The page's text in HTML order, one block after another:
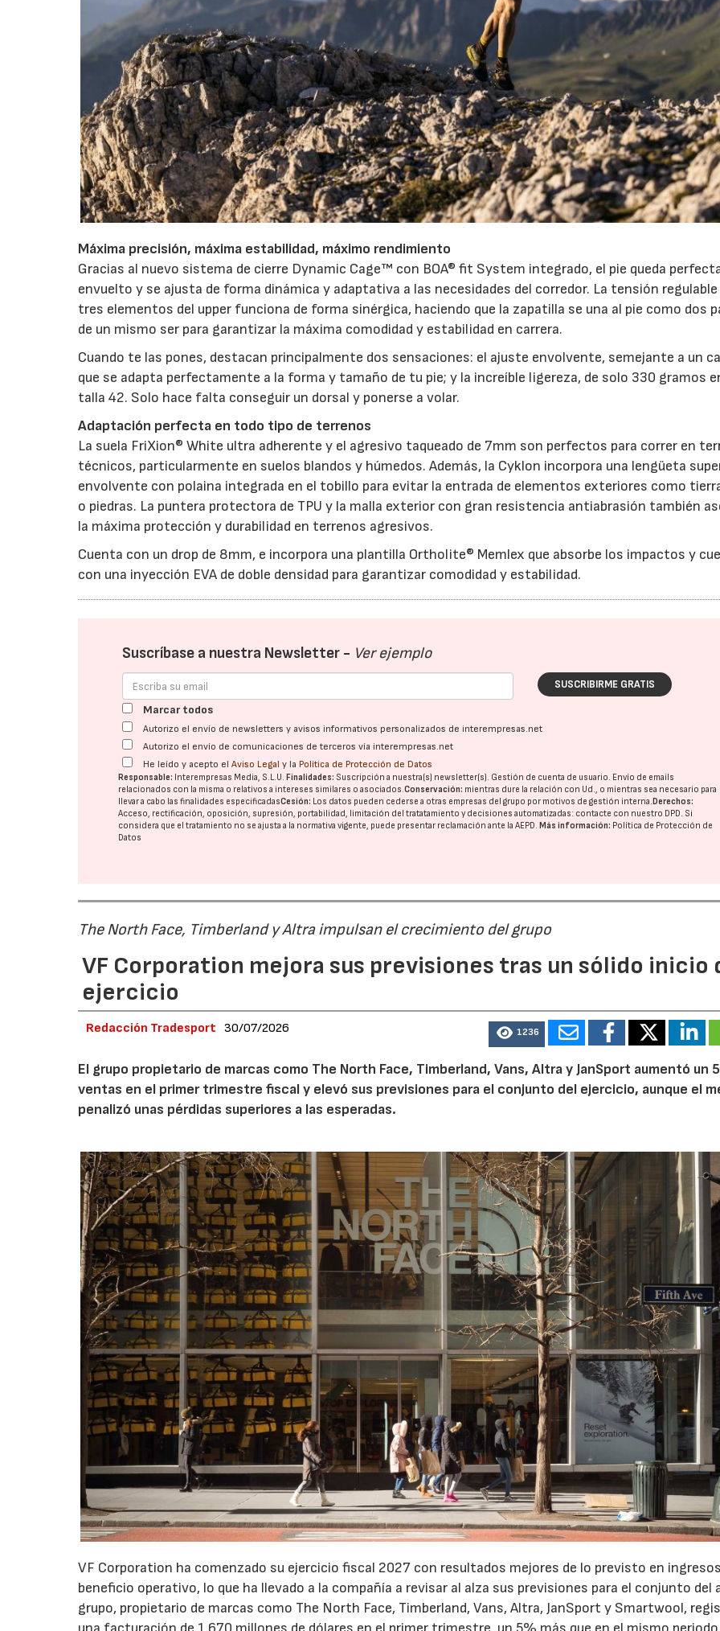
Máxima precisión, máxima estabilidad, máximo rendimiento
Gracias al nuevo sistema de cierre Dynamic Cage™ con BOA® fit System integrado, el pie queda
envuelto y se ajusta de forma dinámica y adaptativa a las necesidades del corredor. La tensión
tres elementos del upper funciona de forma sinérgica, haciendo que la zapatilla se una al pie como dos
de un mismo ser para garantizar la máxima comodidad y estabilidad en carrera.
Cuando te las pones, destacan principalmente dos sensaciones: el ajuste envolvente, semejante a un
que se adapta perfectamente a la forma y tamaño de tu pie; y la increíble ligereza, de solo 330 gramos
talla 42. Solo hace falta conseguir un dorsal y ponerse a volar.
Adaptación perfecta en todo tipo de terrenos
La suela FriXion® White ultra adherente y el agresivo taqueado de 7mm son perfectos para correr en
técnicos, particularmente en suelos blandos y húmedos. Además, la Cyklon incorpora una lengüeta
envolvente con polaina integrada en el tobillo para evitar la entrada de elementos exteriores como
o piedras. La puntera protectora de TPU y la malla exterior con gran resistencia antiabrasión también
la máxima protección y durabilidad en terrenos agresivos.
Cuenta con un drop de 8mm, e incorpora una plantilla Ortholite® Memlex que absorbe los impactos y
con una inyección EVA de doble densidad para garantizar comodidad y estabilidad.
Suscríbase a nuestra Newsletter - Ver ejemplo
SUSCRIBIRME GRATIS
Marcar todos
Autorizo el envío de newsletters y avisos informativos personalizados de interempresas.net
Autorizo el envío de comunicaciones de terceros vía interempresas.net
He leído y acepto elAviso Legal y la Política de Protección de Datos
Responsable: Interempresas Media, S.L.U. Finalidades: Suscripción a nuestra(s) newsletter(s). Gestión de cuenta de usuario. Envío de emails
relacionados con la misma o relativos a intereses similares o asociados.Conservación: mientras dure la relación con Ud., o mientras sea necesario para
llevar a cabo las finalidades especificadasCesión: Los datos pueden cederse a otras empresas del grupo por motivos de gestión interna. Derechos:
Acceso, rectificación, oposición, supresión, portabilidad, limitación del tratatamiento y decisiones automatizadas: contacte con nuestro DPD. Si
considera que el tratamiento no se ajusta a la normativa vigente, puede presentar reclamación ante laAEPD. Más información: Política de Protección de
Datos
The North Face, Timberland y Altra impulsan el crecimiento del grupo
VF Corporation mejora sus previsiones tras un sólido inicio
ejercicio
Redacción Tradesport 30/07/2026 1236
El grupo propietario de marcas como The North Face, Timberland, Vans, Altra y JanSport aumentó un
ventas en el primer trimestre fiscal y elevó sus previsiones para el conjunto del ejercicio, aunque el
penalizó unas pérdidas superiores a las esperadas.
VF Corporation ha comenzado su ejercicio fiscal 2027 con resultados mejores de lo previsto en
beneficio operativo, lo que ha llevado a la compañía a revisar al alza sus previsiones para el conjunto del
grupo, propietario de marcas como The North Face, Timberland, Vans, Altra, JanSport y Smartwool,